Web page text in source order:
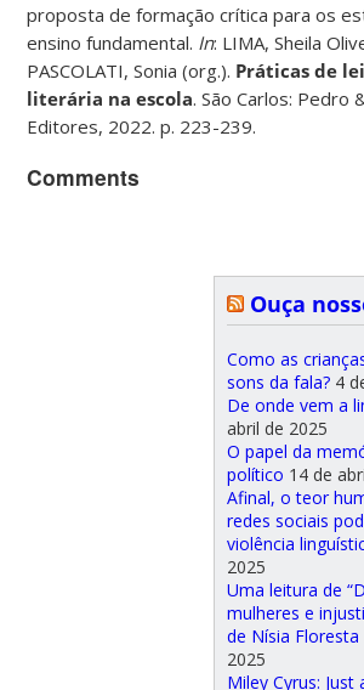
proposta de formação crítica para os
ensino fundamental. In: LIMA, Sheila
PASCOLATI, Sonia (org.). Práticas de
literária na escola. São Carlos: Pedro
Editores, 2022. p. 223-239.
Comments
Ouça
Como as
sons da fala? 4
De onde vem a
abril de 2025
O papel da
político 14 de
Afinal, o teor
redes sociais
violência
2025
Uma leitura de
mulheres e
de Nísia Floresta
2025
Miley Cyrus: Just